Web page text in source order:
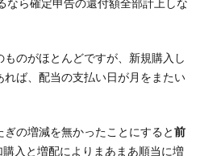
のがほとんどですが、新規購入し
ば、配当の支払い日が月をまたい
の増減を無かったことにすると前
購入と増配によりまあまあ順当に増